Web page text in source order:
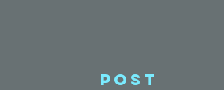
POST